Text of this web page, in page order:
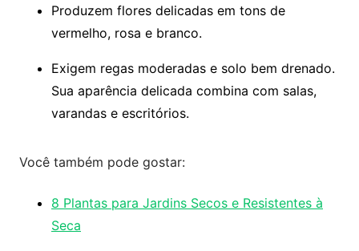
Produzem flores delicadas em tons de
vermelho, rosa e branco.
Exigem regas moderadas e solo bem drenado.
Sua aparência delicada combina com salas,
varandas e escritórios.
Você também pode gostar:
8 Plantas para Jardins Secos e Resistentes à
Seca